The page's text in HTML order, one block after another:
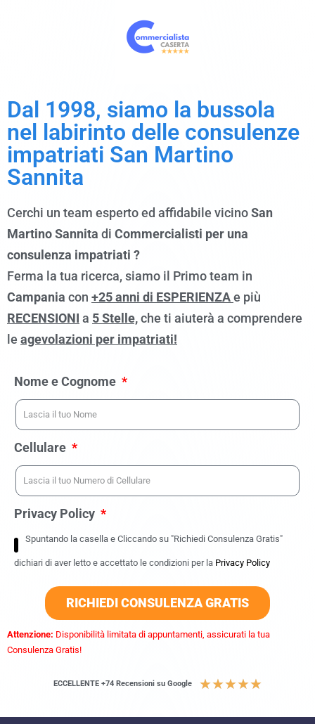
Dal 1998, siamo la bussola
nel labirinto delle consulenze
impatriati San Martino
Sannita
Cerchi un team esperto ed affidabile vicinoSan
Martino Sannita di Commercialisti per una
consulenza impatriati ?
Ferma la tua ricerca, siamo il Primo team in
Campania con +25 anni di ESPERIENZAe più
RECENSIONI a 5 Stelle,che ti aiuterà a comprendere
le agevolazioni per impatriati!
Nome e Cognome
Cellulare
Privacy Policy
Spuntando la casella e Cliccando su "Richiedi Consulenza Gratis"
dichiari di aver letto e accettato le condizioni per la Privacy Policy
RICHIEDI CONSULENZA GRATIS
Attenzione: Disponibilità limitata di appuntamenti, assicurati la tua
Consulenza Gratis!
ECCELLENTE +74 Recensioni su Google ★★★★★